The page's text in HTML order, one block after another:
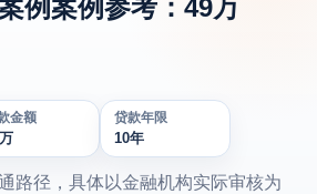
例案例参考：49万
金额 贷款年限
10年
路径，具体以金融机构实际审核为